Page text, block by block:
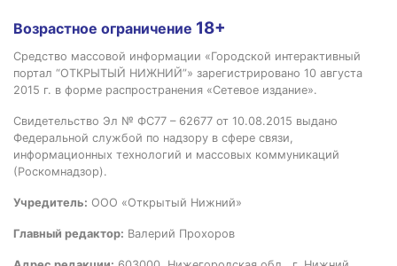
Возрастное ограничение 18+
Средство массовой информации «Городской интерактивный
портал “ОТКРЫТЫЙ НИЖНИЙ”» зарегистрировано 10 августа
2015 г. в форме распространения «Сетевое издание».
Свидетельство Эл № ФС77 – 62677 от 10.08.2015 выдано
Федеральной службой по надзору в сфере связи,
информационных технологий и массовых коммуникаций
(Роскомнадзор).
Учредитель: ООО «Открытый Нижний»
Главный редактор: Валерий Прохоров